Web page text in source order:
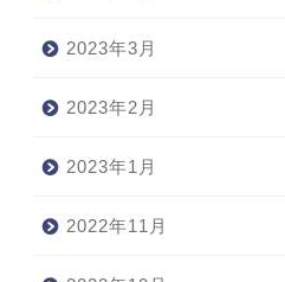
2023年3月
2023年2月
2023年1月
2022年11月